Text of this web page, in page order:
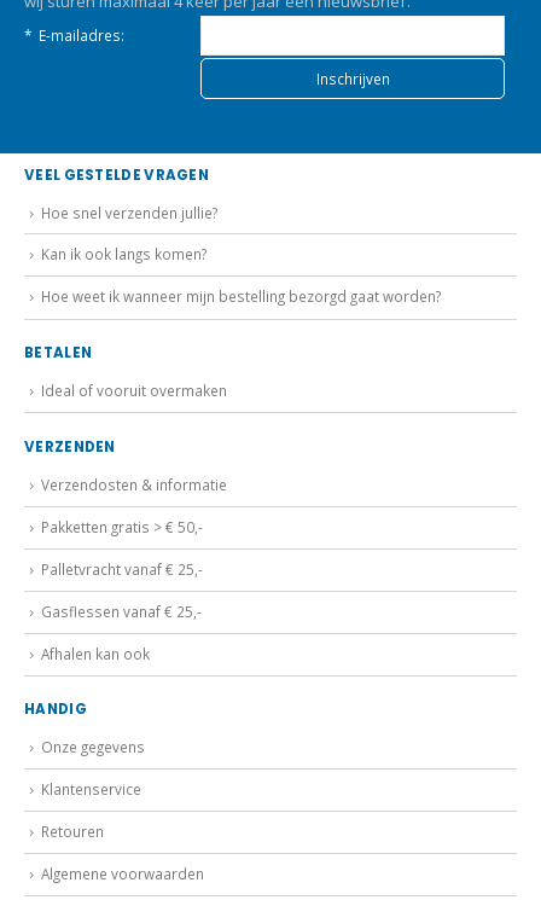
*E-mailadres:
VEEL GESTELDE VRAGEN
Kan ik ook langs komen?
Hoe weet ik wanneer mijn bestelling bezorgd gaat worden?
Pakketten gratis > € 50,-
Palletvracht vanaf € 25,-
Gasflessen vanaf € 25,-
Afhalen kan ook
Klantenservice
Retouren
Algemene voorwaarden
Privacybeleid